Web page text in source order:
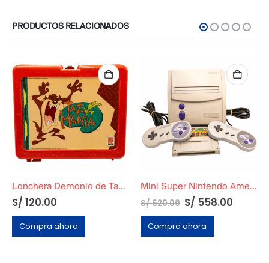
PRODUCTOS RELACIONADOS
Lonchera Demonio de Tazmania Basa Original
S/ 120.00
Compra ahora
Mini Super Nintendo Americano
S/620.00 S/ 558.00
Compra ahora